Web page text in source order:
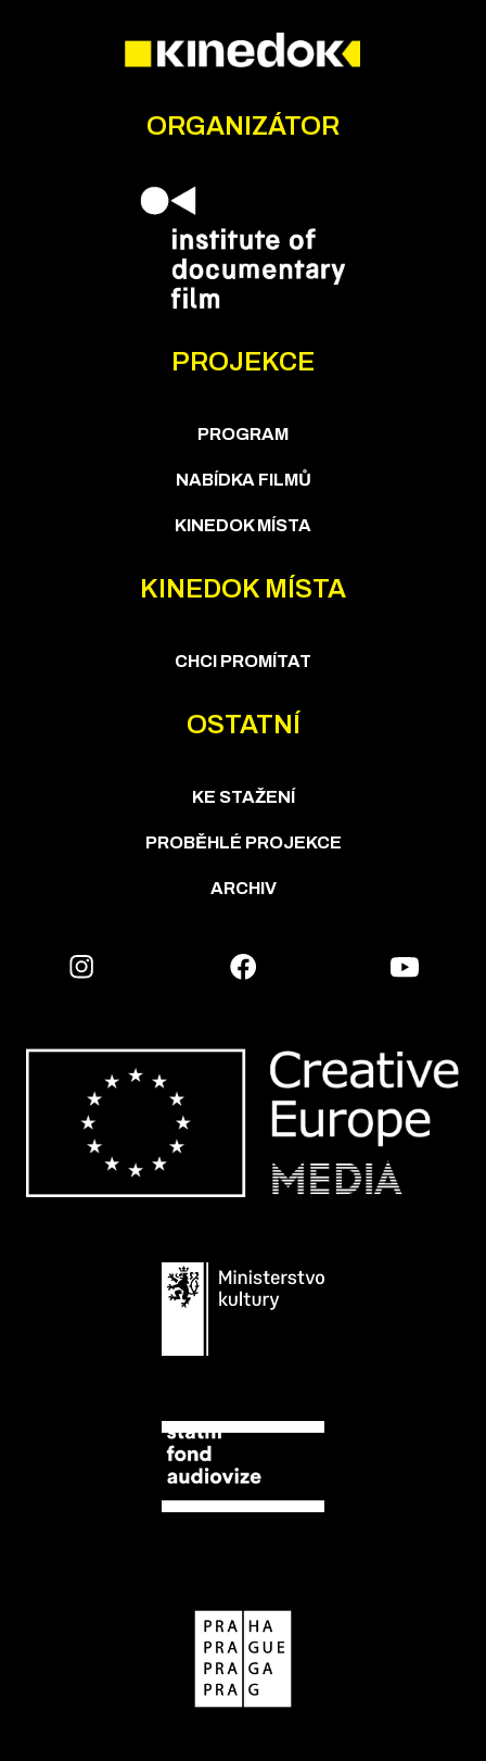
ORGANIZÁTOR
PROJEKCE
PROGRAM
NABÍDKA FILMŮ
KINEDOK MÍSTA
KINEDOK MÍSTA
CHCI PROMÍTAT
OSTATNÍ
KE STAŽENÍ
PROBĚHLÉ PROJEKCE
ARCHIV